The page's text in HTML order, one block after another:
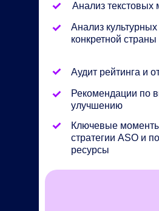
Анализ текстовых
Анализ
конкретной страны
Аудит рейтинга и
Рекомендации по
улучшению
Ключевые
стратегии ASO и
ресурсы